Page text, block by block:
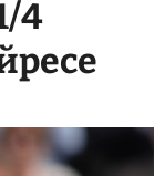
4